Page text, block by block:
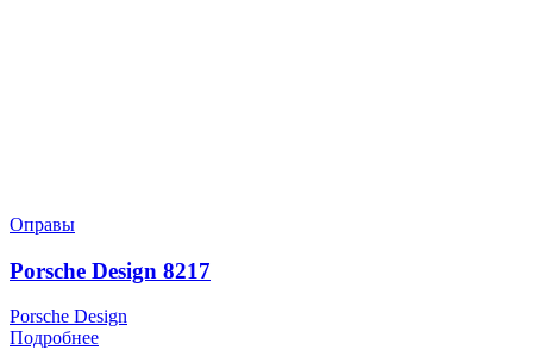
Оправы
Porsche Design 8217
Porsche Design
Подробнее